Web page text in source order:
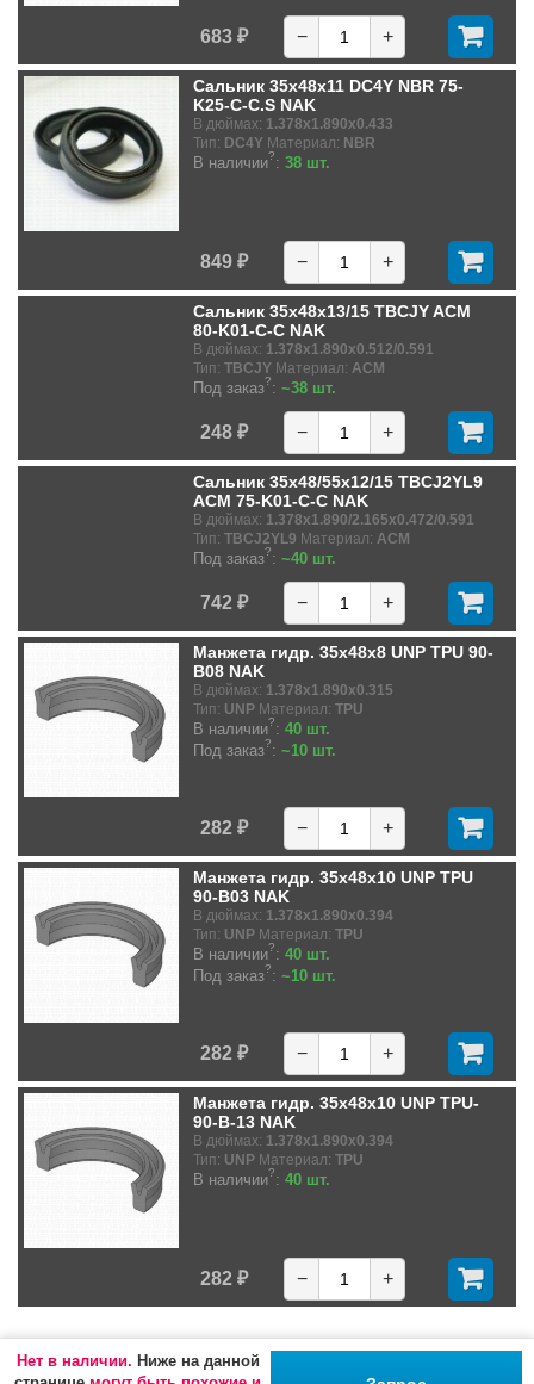
Нет в наличии. Ниже на данной
683 ₽ − +
Сальник 35x48x11 DC4Y NBR 75-
K25-C-C.S NAK
В дюймах: 1.378x1.890x0.433
Тип: DC4Y Материал: NBR
В наличии?: 38 шт.
849 ₽ − +
Сальник 35x48x13/15 TBCJY ACM
80-K01-C-C NAK
В дюймах: 1.378x1.890x0.512/0.591
Тип: TBCJY Материал: ACM
Под заказ?: ~38 шт.
248 ₽ − +
Сальник 35x48/55x12/15 TBCJ2YL9
ACM 75-K01-C-C NAK
В дюймах: 1.378x1.890/2.165x0.472/0.591
Тип: TBCJ2YL9 Материал: ACM
Под заказ?: ~40 шт.
742 ₽ − +
Манжета гидр. 35x48x8 UNP TPU 90-
B08 NAK
В дюймах: 1.378x1.890x0.315
Тип: UNP Материал: TPU
В наличии?: 40 шт.
Под заказ?: ~10 шт.
282 ₽ − +
Манжета гидр. 35x48x10 UNP TPU
90-B03 NAK
В дюймах: 1.378x1.890x0.394
Тип: UNP Материал: TPU
В наличии?: 40 шт.
Под заказ?: ~10 шт.
282 ₽ − +
Манжета гидр. 35x48x10 UNP TPU-
90-B-13 NAK
В дюймах: 1.378x1.890x0.394
Тип: UNP Материал: TPU
В наличии?: 40 шт.
282 ₽ − +